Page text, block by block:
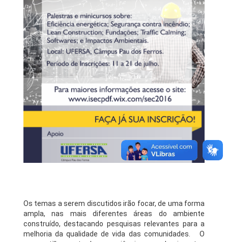
Os temas a serem discutidos irão focar, de uma forma
ampla, nas mais diferentes áreas do ambiente
construído, destacando pesquisas relevantes para a
melhoria da qualidade de vida das comunidades. O